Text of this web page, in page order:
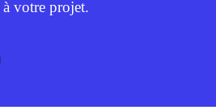
à votre projet.